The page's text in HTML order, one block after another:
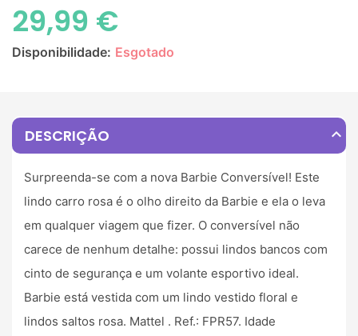
29,99 €
Disponibilidade: Esgotado
DESCRIÇÃO expand_less
Surpreenda-se com a nova Barbie Conversível! Este
lindo carro rosa é o olho direito da Barbie e ela o leva
em qualquer viagem que fizer. O conversível não
carece de nenhum detalhe: possui lindos bancos com
cinto de segurança e um volante esportivo ideal.
Barbie está vestida com um lindo vestido floral e
lindos saltos rosa. Mattel . Ref.: FPR57. Idade